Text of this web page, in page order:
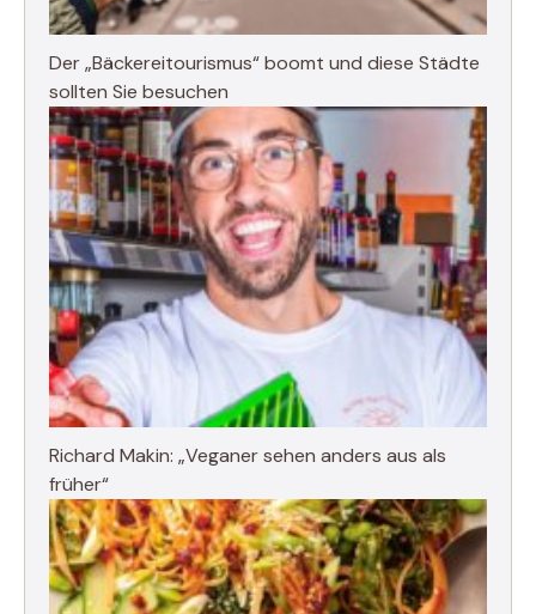
Der „Bäckereitourismus“ boomt und diese Städte
sollten Sie besuchen
Richard Makin: „Veganer sehen anders aus als
früher“